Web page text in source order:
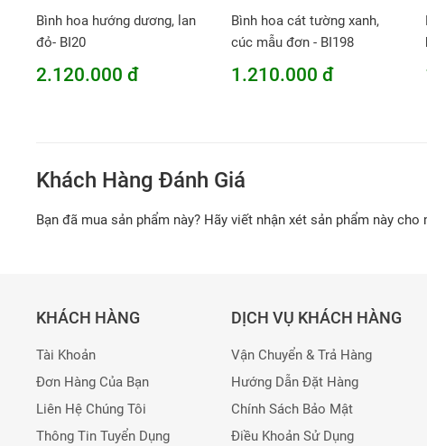
Bình hoa hướng dương, lan
đỏ- BI20
2.120.000 đ
Bình hoa cát tường xanh,
cúc mẫu đơn - BI198
1.210.000 đ
Khách Hàng Đánh Giá
Bạn đã mua sản phẩm này? Hãy viết nhận xét sản phẩm này
KHÁCH HÀNG
Tài Khoản
Đơn Hàng Của Bạn
Liên Hệ Chúng Tôi
Thông Tin Tuyển Dụng
DỊCH VỤ KHÁCH HÀNG
Vận Chuyển & Trả Hàng
Hướng Dẫn Đặt Hàng
Chính Sách Bảo Mật
Điều Khoản Sử Dụng